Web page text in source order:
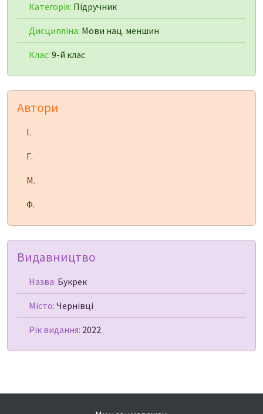
Категорія: Підручник
Дисципліна: Мови нац. меншин
Клас: 9-й клас
Автори
І.
Г.
М.
Ф.
Видавництво
Назва: Букрек
Місто: Чернівці
Рік видання: 2022